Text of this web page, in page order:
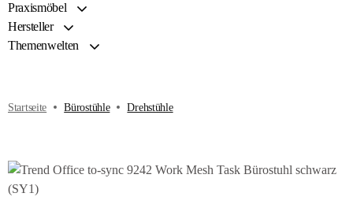
Praxismöbel
Hersteller
Themenwelten
Startseite Bürostühle Drehstühle